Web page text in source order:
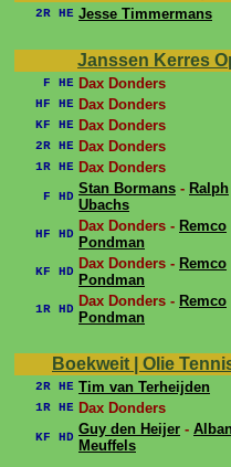
2R HE Jesse Timmermans
Janssen Kerres
F HE Dax Donders
HF HE Dax Donders
KF HE Dax Donders
2R HE Dax Donders
1R HE Dax Donders
F HD Stan Bormans - Ralph
Ubachs
HF HD Dax Donders - Remco
Pondman
KF HD Dax Donders - Remco
Pondman
1R HD Dax Donders - Remco
Pondman
Boekweit | Olie
2R HE Tim van Terheijden
1R HE Dax Donders
KF HD Guy den Heijer -
Meuffels